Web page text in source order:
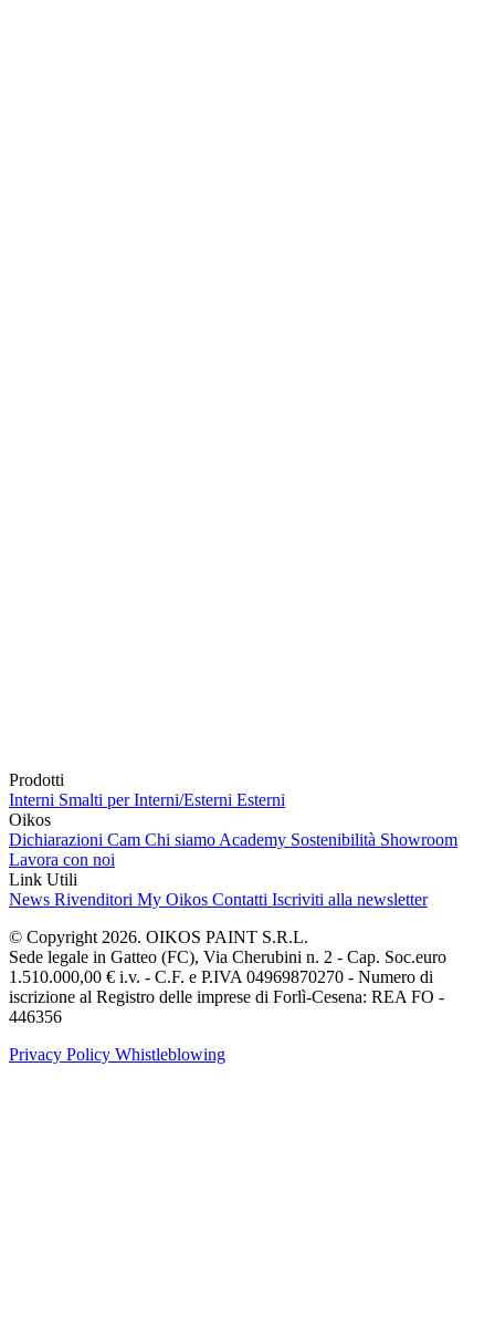
Prodotti
Interni Smalti per Interni/Esterni Esterni
Oikos
Dichiarazioni Cam Chi siamo Academy Sostenibilità Showroom
Lavora con noi
Link Utili
News Rivenditori My Oikos Contatti Iscriviti alla newsletter
© Copyright 2026. OIKOS PAINT S.R.L.
Sede legale in Gatteo (FC), Via Cherubini n. 2 - Cap. Soc.euro
1.510.000,00 € i.v. - C.F. e P.IVA 04969870270 - Numero di
iscrizione al Registro delle imprese di Forlì-Cesena: REA FO -
446356
Privacy Policy Whistleblowing